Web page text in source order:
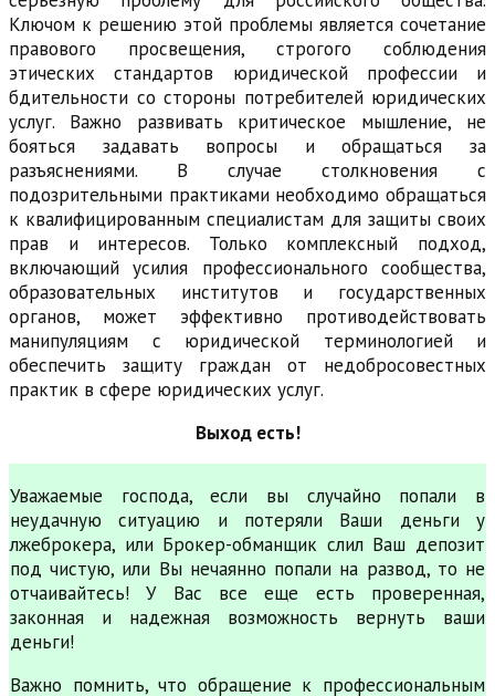
Ключом к решению этой проблемы является сочетание
правового просвещения, строгого соблюдения
этических стандартов юридической профессии и
бдительности со стороны потребителей юридических
услуг. Важно развивать критическое мышление, не
бояться задавать вопросы и обращаться за
разъяснениями. В случае столкновения с
подозрительными практиками необходимо обращаться
к квалифицированным специалистам для защиты своих
прав и интересов. Только комплексный подход,
включающий усилия профессионального сообщества,
образовательных институтов и государственных
органов, может эффективно противодействовать
манипуляциям с юридической терминологией и
обеспечить защиту граждан от недобросовестных
практик в сфере юридических услуг.
Выход есть!
Уважаемые господа, если вы случайно попали в
неудачную ситуацию и потеряли Ваши деньги у
лжеброкера, или Брокер-обманщик слил Ваш депозит
под чистую, или Вы нечаянно попали на развод, то не
отчаивайтесь! У Вас все еще есть проверенная,
законная и надежная возможность вернуть ваши
деньги!
Важно помнить, что обращение к профессиональным